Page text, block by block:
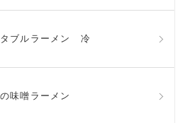
ブルラーメン 冷
味噌ラーメン